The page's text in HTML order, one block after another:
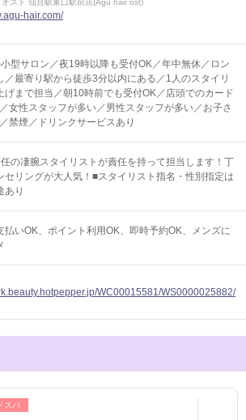
オスト 仙台駅東口駅前店(Agu hair ost)
hair.com/
型サロン／夜19時以降も受付OK／年中無休／ロン
／最寄り駅から徒歩3分以内にある／1人のスタイリ
げまで担当／朝10時前でも受付OK／店頭でのカード
女性スタッフが多い／男性スタッフが多い／お子さ
禁煙／ドリンクサービスあり
の凄腕スタイリストが責任を持って担当します！丁
セリングが大人気！■スタイリスト指名・性別指定は
あり
払いOK ポイント利用OK 即時予約OK
メンズに
WC00015581/WS0000025882/
スパ